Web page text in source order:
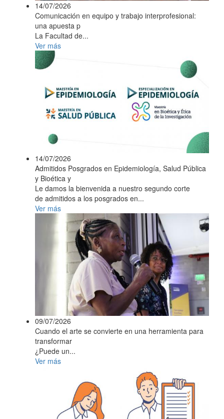
14/07/2026
Comunicación en equipo y trabajo interprofesional:
una apuesta p
La Facultad de...
Ver más
14/07/2026
Admitidos Posgrados en Epidemiología, Salud Pública
y Bioética y
Le damos la bienvenida a nuestro segundo corte
de admitidos a los posgrados en...
Ver más
09/07/2026
Cuando el arte se convierte en una herramienta para
transformar
¿Puede un...
Ver más